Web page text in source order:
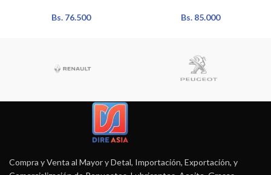
Bs.76.500 Bs.85.000
Compra y Venta al Mayor y Detal, Importación, Exportación, y